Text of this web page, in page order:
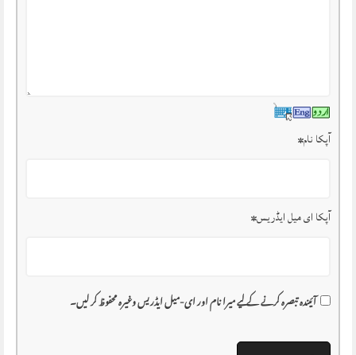
آپکا نام*
آپکا ای میل ایڈریس*
آئیندہ تبصرہ کرنے کے لیے میرا نام اور ای-میل ایڈریس وغیرہ محفوظ کر لیں۔